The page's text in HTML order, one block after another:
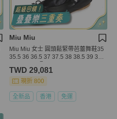
Miu Miu
Miu Miu 女士 圓頭鬆緊帶芭蕾舞鞋35
35.5 36 36.5 37 37.5 38 38.5 39 39.5
TWD 29,081
現折 800
全新品 香港 免運